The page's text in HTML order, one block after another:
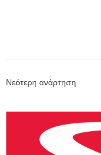
Νεότερη ανάρτηση